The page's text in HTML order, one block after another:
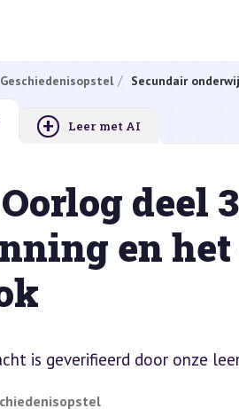
Geschiedenisopstel Secundair
+ Leer met AI
deel
en
is geverifieerd door onze